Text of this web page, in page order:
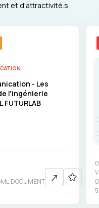
et d'attractivité.s
- Les
l'ingénierie
FUTURLAB